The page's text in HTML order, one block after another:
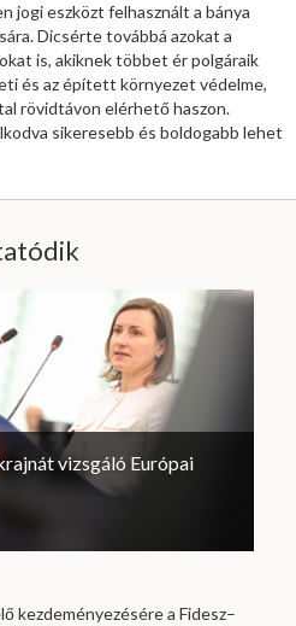
jogi eszközt felhasznált a bánya
Dicsérte továbbá azokat a
is, akiknek többet ér polgáraik
és az épített környezet védelme,
rövidtávon elérhető haszon.
sikeresebb és boldogabb lehet
vizsgáló Európai
kezdeményezésére a Fidesz–